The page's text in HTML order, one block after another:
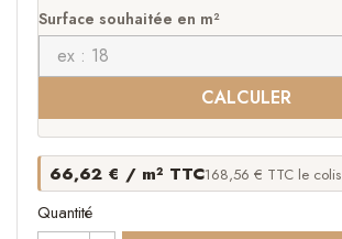
Surface souhaitée en m²
CALCULER
66,62 € / m² TTC168,56 € TTC le colis
Quantité